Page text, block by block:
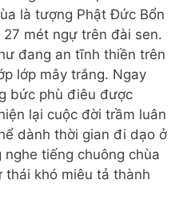
là tượng Phật Đức Bổn
mét ngự trên đài sen.
đang an tĩnh thiền trên
lớp mây trắng. Ngay
bức phù điêu được
lại cuộc đời trầm luân
dành thời gian đi dạo ở
tiếng chuông chùa
thái khó miêu tả thành